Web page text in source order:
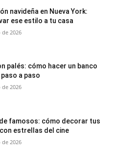
navideña en Nueva York:
ese estilo a tu casa
de 2026
palés: cómo hacer un banco
a paso
de 2026
famosos: cómo decorar tus
estrellas del cine
de 2026